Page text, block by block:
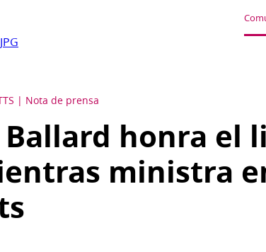
Nota de prensa
honra el
ministra